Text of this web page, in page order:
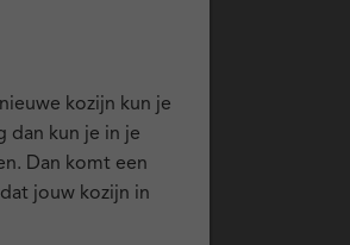
kozijn kun je
dan kun je in je
Dan komt een
jouw kozijn in